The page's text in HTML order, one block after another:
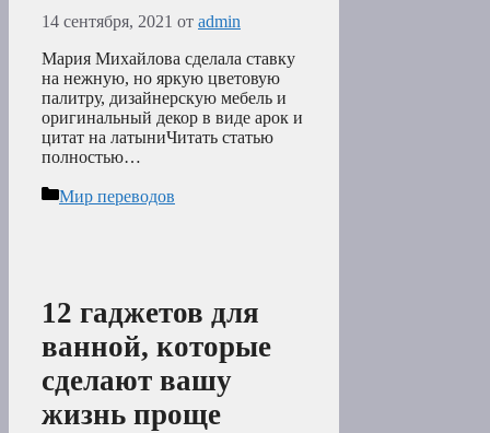
14 сентября, 2021 от admin
Мария Михайлова сделала ставку
на нежную, но яркую цветовую
палитру, дизайнерскую мебель и
оригинальный декор в виде арок и
цитат на латыниЧитать статью
полностью…
Рубрики
Мир переводов
12 гаджетов для
ванной, которые
сделают вашу
жизнь проще